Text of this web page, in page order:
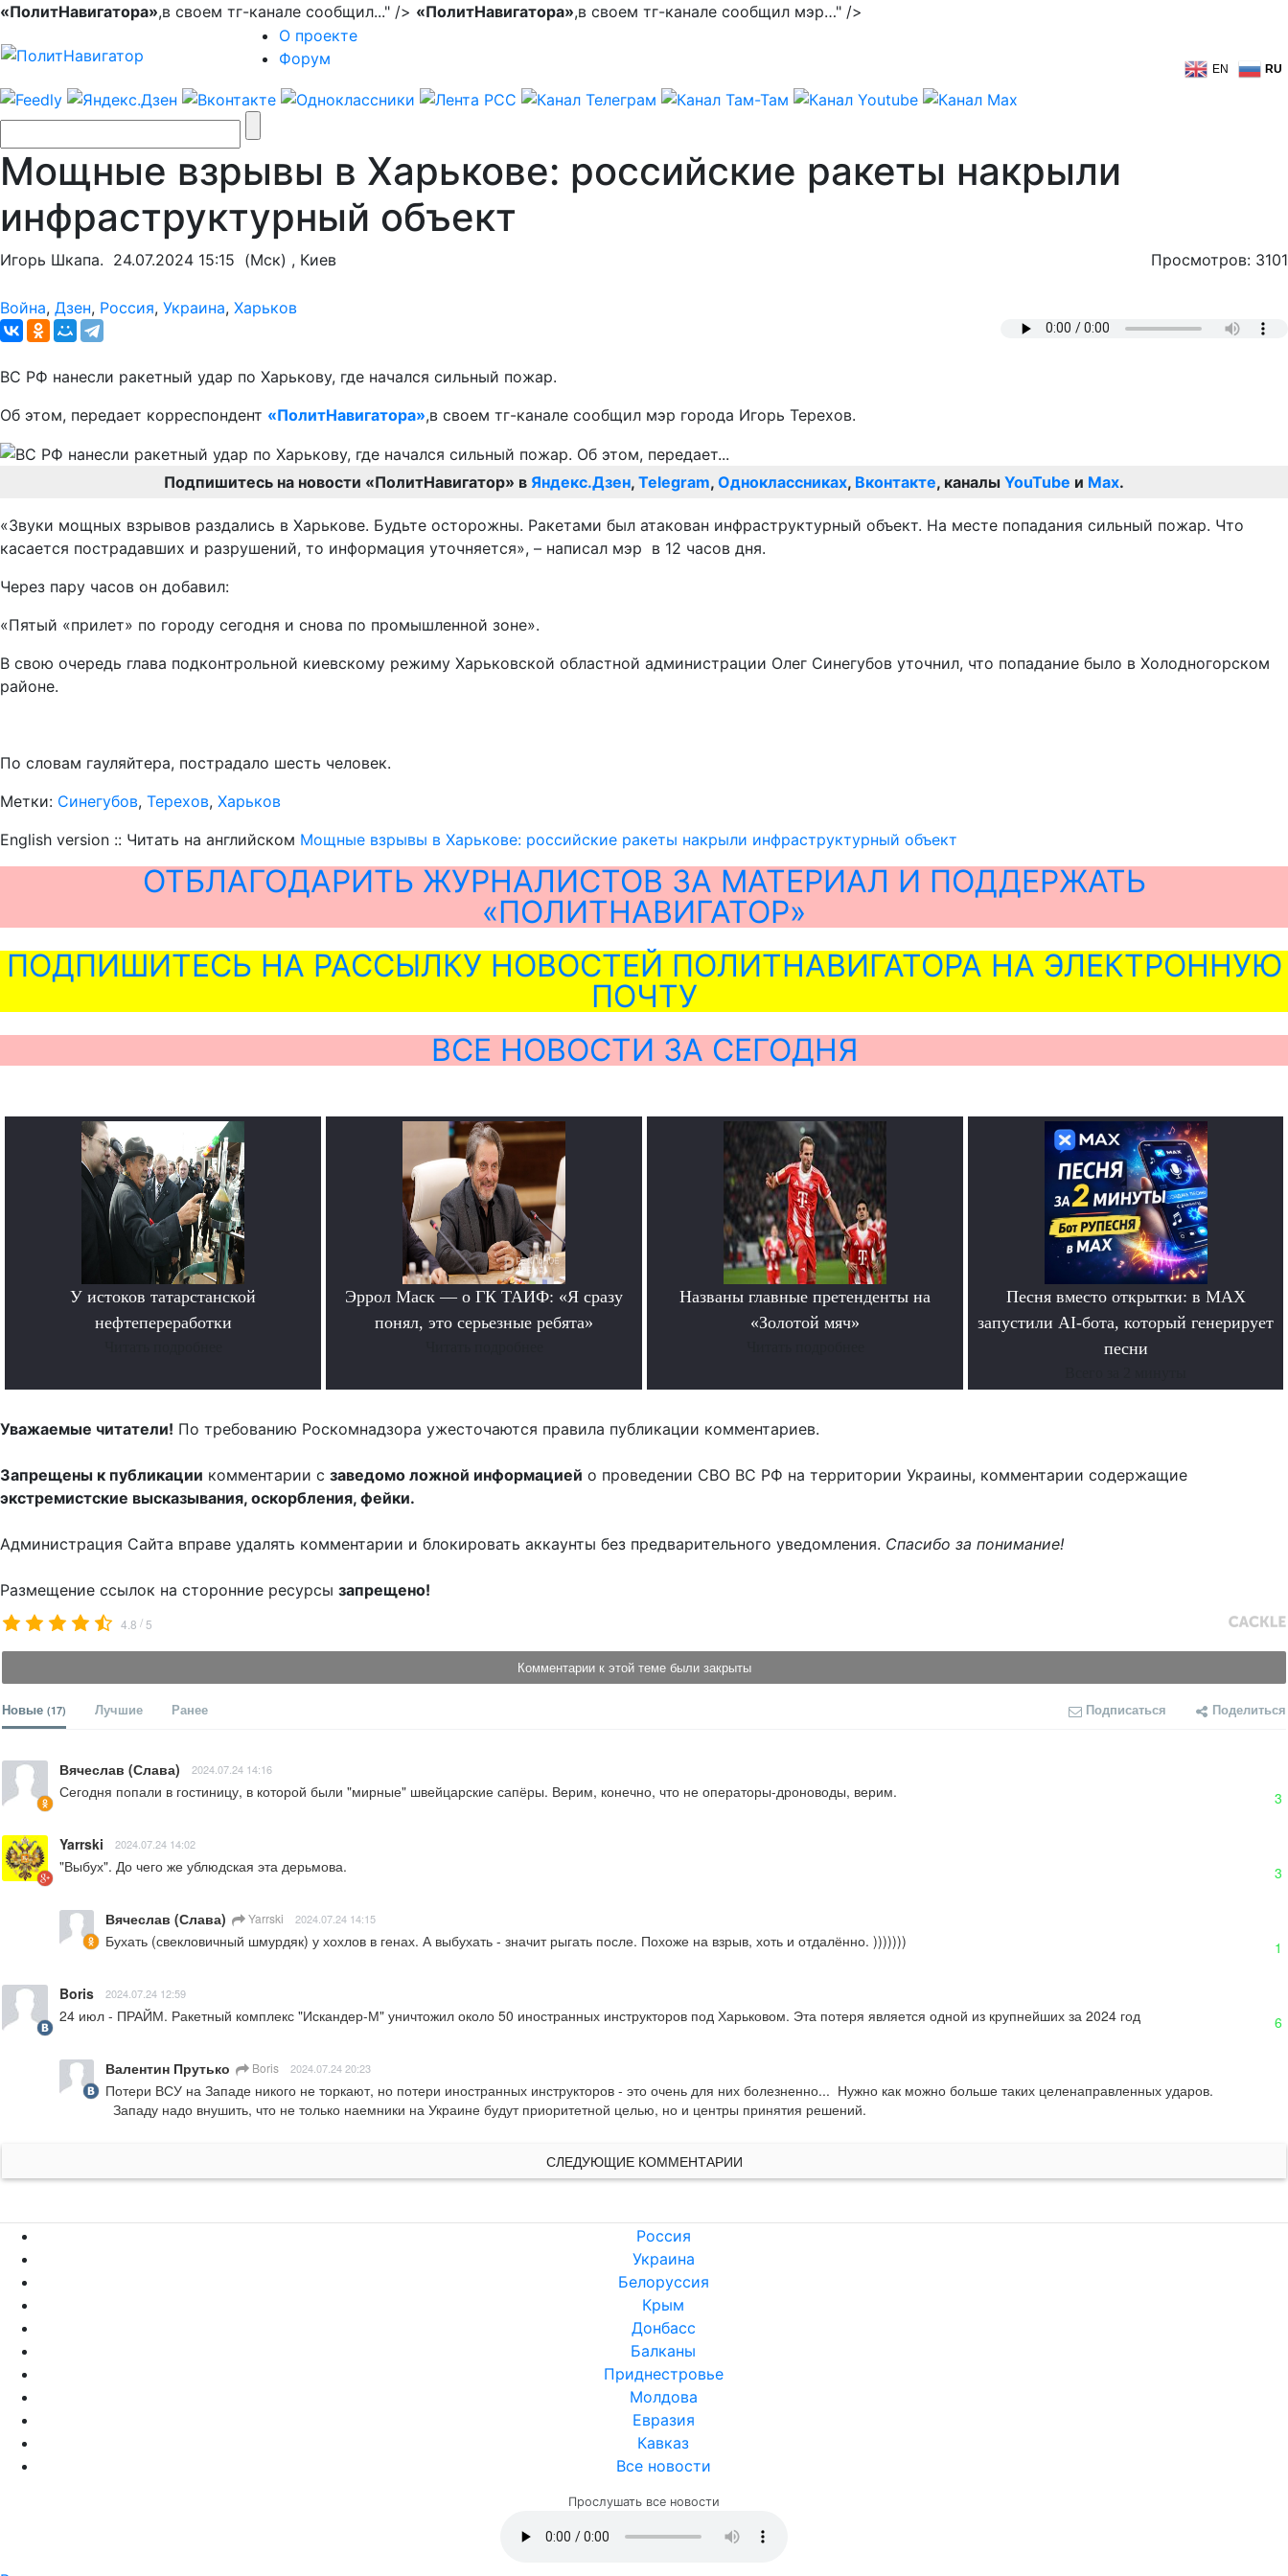
«ПолитНавигатора»,в своем тг-канале сообщил..." /> «ПолитНавигатора»,в своем тг-канале сообщил мэр…" />
О проекте
Форум
EN RU
Мощные взрывы в Харькове: российские ракеты накрыли
инфраструктурный объект
Игорь Шкапа. 24.07.2024 15:15 (Мск) , Киев Просмотров: 3101
Война, Дзен, Россия, Украина, Харьков
ВС РФ нанесли ракетный удар по Харькову, где начался сильный пожар.
Об этом, передает корреспондент «ПолитНавигатора»,в своем тг-канале сообщил мэр города Игорь Терехов.
Подпишитесь на новости «ПолитНавигатор» в Яндекс.Дзен, Telegram, Одноклассниках, Вконтакте, каналы YouTube и Max.
«Звуки мощных взрывов раздались в Харькове. Будьте осторожны. Ракетами был атакован инфраструктурный объект. На месте попадания сильный пожар. Что
касается пострадавших и разрушений, то информация уточняется», – написал мэр в 12 часов дня.
Через пару часов он добавил:
«Пятый «прилет» по городу сегодня и снова по промышленной зоне».
В свою очередь глава подконтрольной киевскому режиму Харьковской областной администрации Олег Синегубов уточнил, что попадание было в Холодногорском
районе.
По словам гауляйтера, пострадало шесть человек.
Метки: Синегубов, Терехов, Харьков
English version :: Читать на английском Мощные взрывы в Харькове: российские ракеты накрыли инфраструктурный объект
ОТБЛАГОДАРИТЬ ЖУРНАЛИСТОВ ЗА МАТЕРИАЛ И ПОДДЕРЖАТЬ
«ПОЛИТНАВИГАТОР»
ПОДПИШИТЕСЬ НА РАССЫЛКУ НОВОСТЕЙ ПОЛИТНАВИГАТОРА НА ЭЛЕКТРОННУЮ
ПОЧТУ
ВСЕ НОВОСТИ ЗА СЕГОДНЯ
У истоков татарстанской
нефтепереработки
Эррол Маск — о ГК ТАИФ: «Я сразу
понял, это серьезные ребята»
Названы главные претенденты на
«Золотой мяч»
Песня вместо открытки: в MAX
запустили AI-бота, который генерирует
песни
Уважаемые читатели! По требованию Роскомнадзора ужесточаются правила публикации комментариев.
Запрещены к публикации комментарии с заведомо ложной информацией о проведении СВО ВС РФ на территории Украины, комментарии содержащие
экстремистские высказывания, оскорбления, фейки.
Администрация Сайта вправе удалять комментарии и блокировать аккаунты без предварительного уведомления. Спасибо за понимание!
Размещение ссылок на сторонние ресурсы запрещено!
4.8 / 5
Комментарии к этой теме были закрыты
Новые (17) Лучшие Ранее Подписаться Поделиться
Вячеслав (Слава) 2024.07.24 14:16
Сегодня попали в гостиницу, в которой были "мирные" швейцарские сапёры. Верим, конечно, что не операторы-дроноводы, верим. 3
Yarrski 2024.07.24 14:02
"Выбух". До чего же ублюдская эта дерьмова. 3
Вячеслав (Слава) Yarrski 2024.07.24 14:15
Бухать (свекловичный шмурдяк) у хохлов в генах. А выбухать - значит рыгать после. Похоже на взрыв, хоть и отдалённо. ))))))) 1
Boris 2024.07.24 12:59
24 июл - ПРАЙМ. Ракетный комплекс "Искандер-М" уничтожил около 50 иностранных инструкторов под Харьковом. Эта потеря является одной из крупнейших за 2024 год 6
Валентин Прутько Boris 2024.07.24 20:23
Потери ВСУ на Западе никого не торкают, но потери иностранных инструкторов - это очень для них болезненно...  Нужно как можно больше таких целенаправленных ударов.
  Западу надо внушить, что не только наемники на Украине будут приоритетной целью, но и центры принятия решений.
СЛЕДУЮЩИЕ КОММЕНТАРИИ
Россия
Украина
Белоруссия
Крым
Донбасс
Балканы
Приднестровье
Молдова
Евразия
Кавказ
Все новости
Прослушать все новости